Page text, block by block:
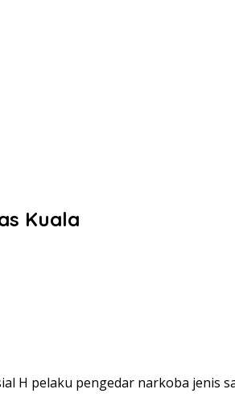
Kuala
H pelaku pengedar narkoba jenis